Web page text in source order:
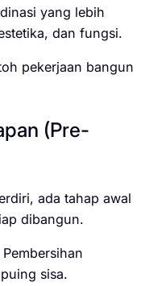
yang lebih
dan fungsi.
pekerjaan bangun
(Pre-
ada tahap awal
dibangun.
Pembersihan
sisa.